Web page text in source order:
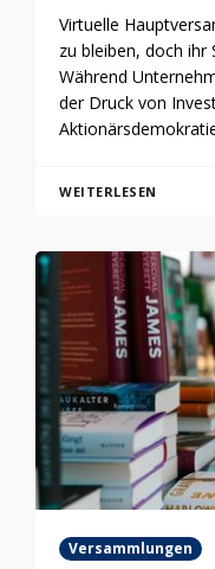
Virtuelle
zu bleiben, doch ihr
Während
der Druck von
WEITERLESEN
Versammlungen